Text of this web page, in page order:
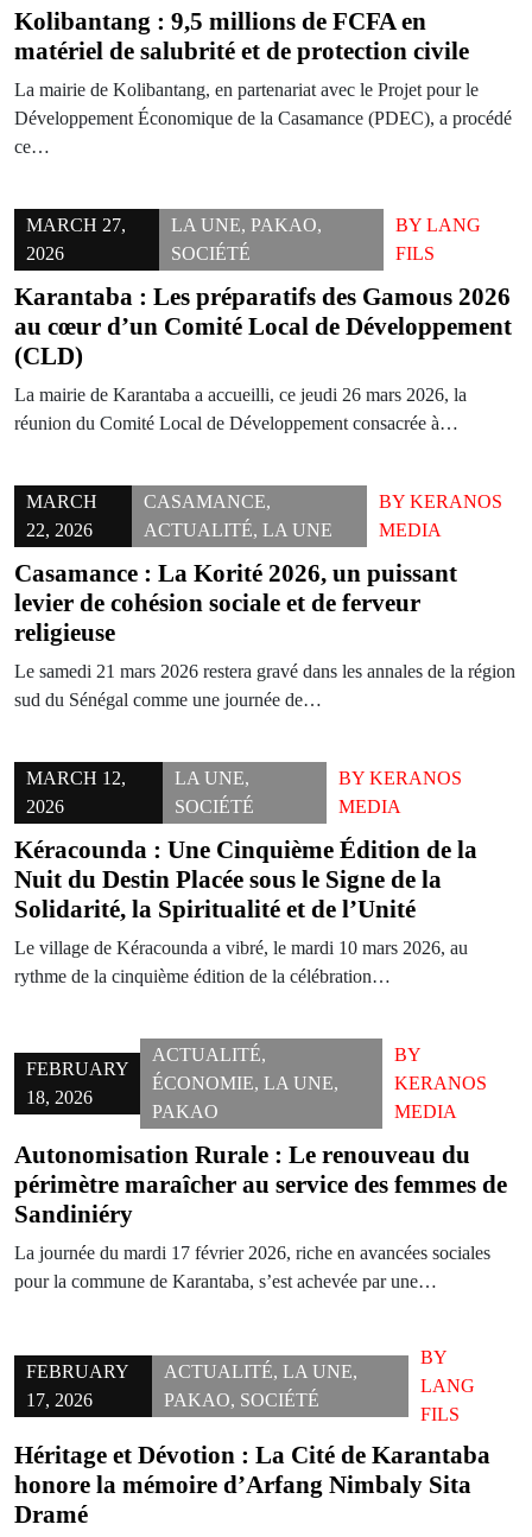
Kolibantang : 9,5 millions de FCFA en
matériel de salubrité et de protection civile
La mairie de Kolibantang, en partenariat avec le Projet pour le
Développement Économique de la Casamance (PDEC), a procédé
ce…
MARCH 27,
2026
LA UNE,PAKAO,
SOCIÉTÉ
BYLANG
FILS
Karantaba : Les préparatifs des Gamous 2026
au cœur d’un Comité Local de Développement
(CLD)
La mairie de Karantaba a accueilli, ce jeudi 26 mars 2026, la
réunion du Comité Local de Développement consacrée à…
MARCH
22, 2026
CASAMANCE,
ACTUALITÉ,LA UNE
BYKERANOS
MEDIA
Casamance : La Korité 2026, un puissant
levier de cohésion sociale et de ferveur
religieuse
Le samedi 21 mars 2026 restera gravé dans les annales de la région
sud du Sénégal comme une journée de…
MARCH 12,
2026
LA UNE,
SOCIÉTÉ
BY KERANOS
MEDIA
Kéracounda : Une Cinquième Édition de la
Nuit du Destin Placée sous le Signe de la
Solidarité, la Spiritualité et de l’Unité
Le village de Kéracounda a vibré, le mardi 10 mars 2026, au
rythme de la cinquième édition de la célébration…
FEBRUARY
18, 2026
ACTUALITÉ,
ÉCONOMIE, LA UNE,
PAKAO
BY
KERANOS
MEDIA
Autonomisation Rurale : Le renouveau du
périmètre maraîcher au service des femmes de
Sandiniéry
La journée du mardi 17 février 2026, riche en avancées sociales
pour la commune de Karantaba, s’est achevée par une…
FEBRUARY
17, 2026
ACTUALITÉ,LA UNE,
PAKAO, SOCIÉTÉ
BY
LANG
FILS
Héritage et Dévotion : La Cité de Karantaba
honore la mémoire d’Arfang Nimbaly Sita
Dramé